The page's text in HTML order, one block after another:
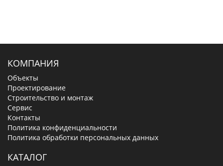
КОМПАНИЯ
Объекты
Проектирование
Строительство и монтаж
Сервис
Контакты
Политика конфиденциальности
Политика обработки персональных данных
КАТАЛОГ